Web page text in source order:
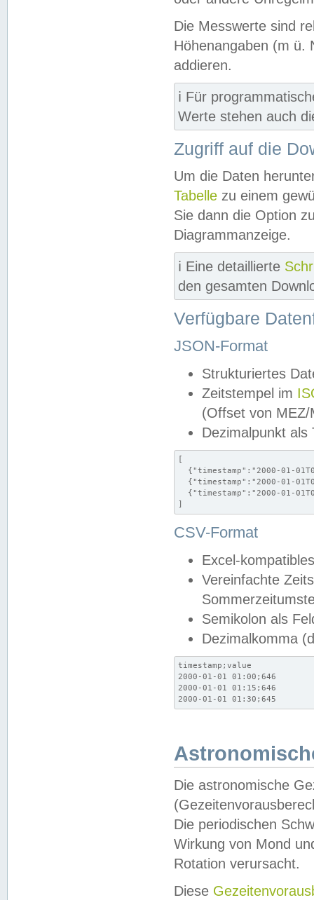
Die Messwerte sind
Höhenangaben (m ü.
addieren.
ℹ️ Für
Werte stehen auch
Zugriff auf die
Um die Daten
Tabelle zu einem
Sie dann die Option
Diagrammanzeige.
ℹ️ Eine detaillierte
den gesamten
Verfügbare
JSON-Format
Strukturiertes
Zeitstempel im
(Offset von MEZ/
Dezimalpunkt als
[
{"timestamp":"2000-01-
{"timestamp":"2000-01-
{"timestamp":"2000-01-
]
CSV-Format
Excel-
Vereinfachte
Semikolon als
Dezimalkomma
timestamp;value
2000-01-01 01:00;646
2000-01-01 01:15;646
2000-01-01 01:30;645
Die astronomische
Die periodischen
Wirkung von Mond
Rotation verursacht.
Diese